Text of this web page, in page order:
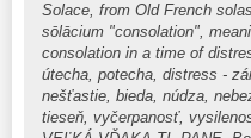
Solace, from Old French
sōlācium "consolation",
consolation in a time of
útecha, potecha, distress -
nešťastie, bieda, núdza,
tieseň, vyčerpanosť,